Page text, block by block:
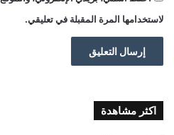
لاستخدامها المرة المقبلة في تعليقي.
اكثر مشاهدة